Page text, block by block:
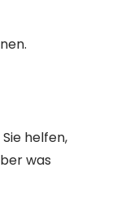
helfen,
was